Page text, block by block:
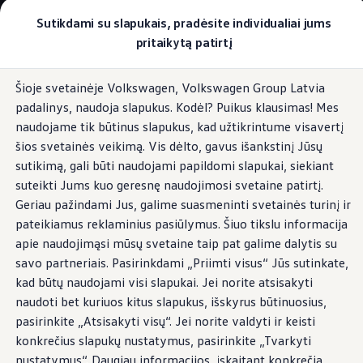
Sutikdami su slapukais, pradėsite individualiai jums
pritaikytą patirtį
Šioje svetainėje Volkswagen, Volkswagen Group Latvia
padalinys, naudoja slapukus. Kodėl? Puikus klausimas! Mes
naudojame tik būtinus slapukus, kad užtikrintume visavertį
šios svetainės veikimą. Vis dėlto, gavus išankstinį Jūsų
sutikimą, gali būti naudojami papildomi slapukai, siekiant
suteikti Jums kuo geresnę naudojimosi svetaine patirtį.
Geriau pažindami Jus, galime suasmeninti svetainės turinį ir
pateikiamus reklaminius pasiūlymus. Šiuo tikslu informacija
apie naudojimąsi mūsų svetaine taip pat galime dalytis su
savo partneriais. Pasirinkdami „Priimti visus“ Jūs sutinkate,
kad būtų naudojami visi slapukai. Jei norite atsisakyti
naudoti bet kuriuos kitus slapukus, išskyrus būtinuosius,
pasirinkite „Atsisakyti visų“. Jei norite valdyti ir keisti
konkrečius slapukų nustatymus, pasirinkite „Tvarkyti
nustatymus“. Daugiau informacijos, įskaitant konkrečią
pagrindinį
turinį
poraštę
Pasirinkite savo Volkswagen
Modeliai ir konfigūratorius
Naujasis ID. Cross
Konfigūruoti
Volkswagen komerciniai automobiliai. Pasiruošę bet
Volkswagen automobilių e-parduotuvė
Pasiūlymai ir paslaugos
Jubiliejinis pasiūlymas
Garantija
Lizingas
Automobilio mainai
Volkswagen automobilių e-parduotuvė
Elektromobiliai ir hibridiniai modeliai
Valstybės parama
Elektromobiliai
ID. žinios
Įkrovimas ir ridos atsarga
Technologija ir evoliucija
Perėjimas prie elektrinio mobilumo
Ekologinis tvarumas
Elektromobiliai servise: daugiau jokio alyvos
ID. programinės įrangos atnaujinimas*
Elektromobilių pristatymo trukmė
ID. Sound
Garsiaiunikalus